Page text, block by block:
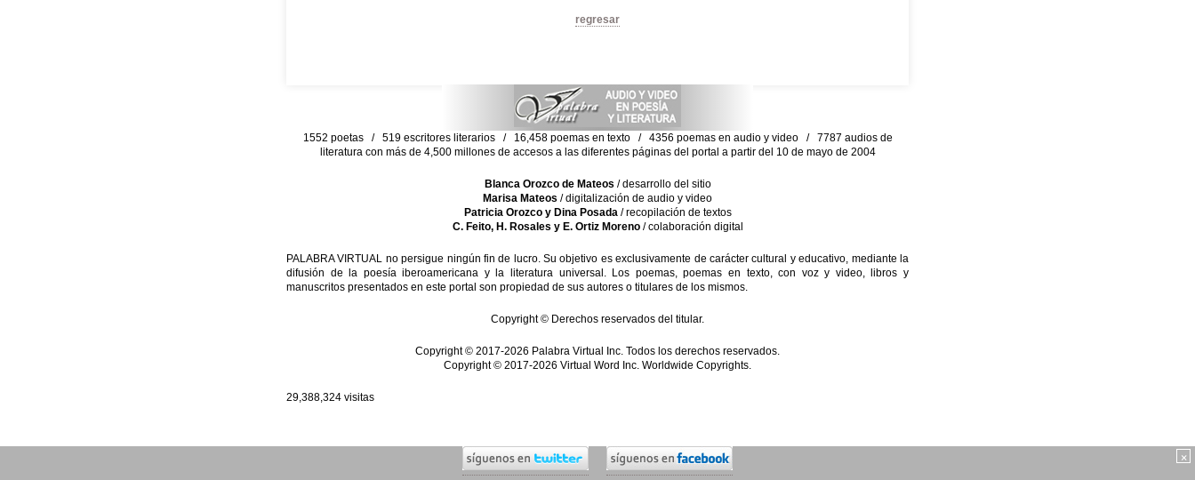
regresar
×
1552 poetas / 519 escritores literarios / 16,458 poemas en texto / 4356 poemas en audio y video / 7787 audios de
literatura con más de 4,500 millones de accesos a las diferentes páginas del portal a partir del 10 de mayo de 2004
Blanca Orozco de Mateos / desarrollo del sitio
Marisa Mateos / digitalización de audio y video
Patricia Orozco y Dina Posada/ recopilación de textos
C. Feito, H. Rosales y E. Ortiz Moreno/ colaboración digital
PALABRA VIRTUAL no persigue ningún fin de lucro. Su objetivo es exclusivamente de carácter cultural y educativo, mediante la
difusión de la poesía iberoamericana y la literatura universal. Los poemas, poemas en texto, con voz y video, libros y
manuscritos presentados en este portal son propiedad de sus autores o titulares de los mismos.
Copyright © Derechos reservados del titular.
Copyright © 2017-2026 Palabra Virtual Inc. Todos los derechos reservados.
Copyright © 2017-2026 Virtual Word Inc. Worldwide Copyrights.
29,388,324 visitas